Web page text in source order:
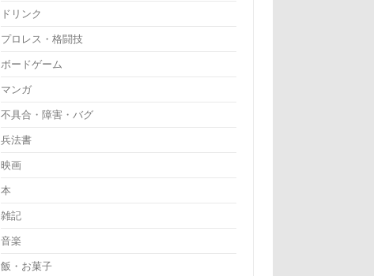
ドリンク
プロレス・格闘技
ボードゲーム
マンガ
不具合・障害・バグ
兵法書
映画
本
雑記
音楽
飯・お菓子